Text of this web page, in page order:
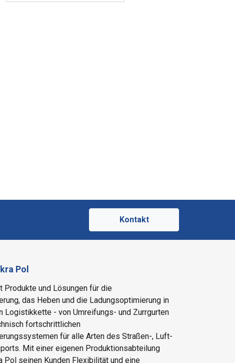
Kontakt
Pol
Produkte und Lösungen für die
das Heben und die Ladungsoptimierung in
Logistikkette - von Umreifungs- und Zurrgurten
fortschrittlichen
für alle Arten des Straßen-, Luft-
Mit einer eigenen Produktionsabteilung
Pol seinen Kunden Flexibilität und eine